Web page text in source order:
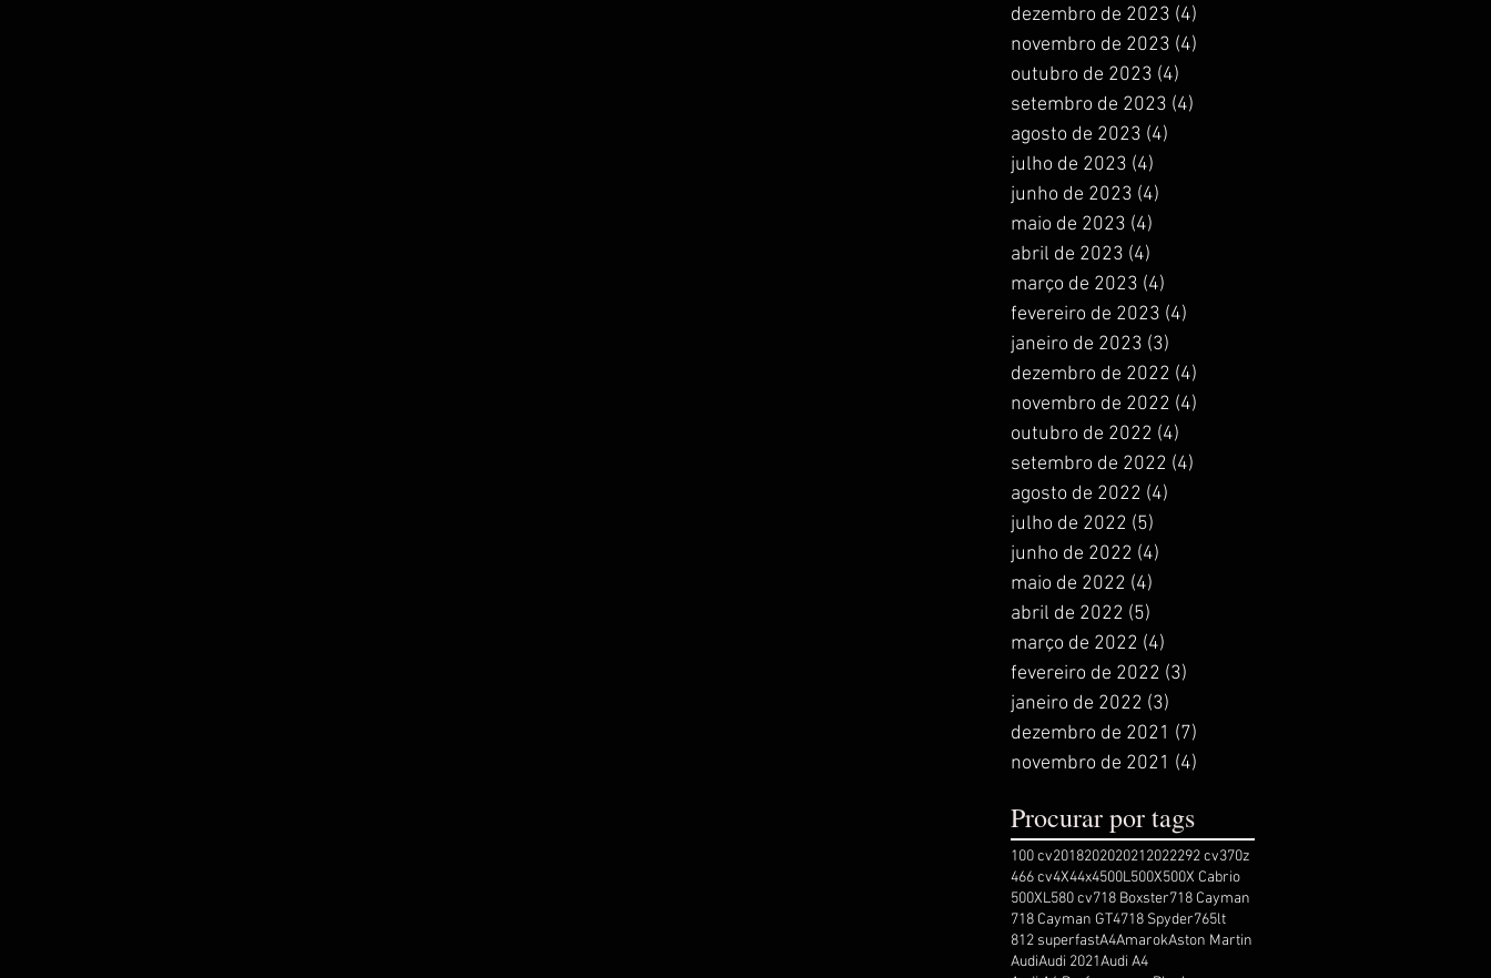
dezembro de 2023 (4)
novembro de 2023 (4)
outubro de 2023 (4)
setembro de 2023 (4)
agosto de 2023 (4)
julho de 2023 (4)
junho de 2023 (4)
maio de 2023 (4)
abril de 2023 (4)
março de 2023 (4)
fevereiro de 2023 (4)
janeiro de 2023 (3)
dezembro de 2022 (4)
novembro de 2022 (4)
outubro de 2022 (4)
setembro de 2022 (4)
agosto de 2022 (4)
julho de 2022 (5)
junho de 2022 (4)
maio de 2022 (4)
abril de 2022 (5)
março de 2022 (4)
fevereiro de 2022 (3)
janeiro de 2022 (3)
dezembro de 2021 (7)
novembro de 2021 (4)
Procurar por tags
100 cv2018202020212022292 cv370z
466 cv4X44x4500L500X500X Cabrio
500XL580 cv718 Boxster718 Cayman
718 Cayman GT4718 Spyder765lt
812 superfastA4AmarokAston Martin
AudiAudi 2021Audi A4